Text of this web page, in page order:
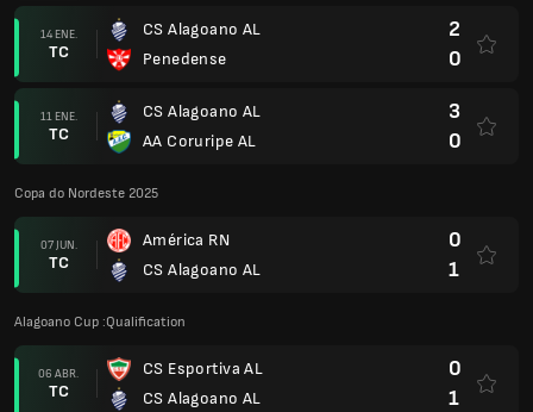
14 ENE.
TC
CS Alagoano AL
Penedense
2
0
11 ENE.
TC
CS Alagoano AL
AA Coruripe AL
3
0
Copa do Nordeste 2025
07 JUN.
TC
América RN
CS Alagoano AL
0
1
Alagoano Cup :Qualification
06 ABR.
TC
CS Esportiva AL
CS Alagoano AL
0
1